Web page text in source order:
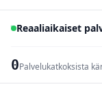
Reaaliaikaiset
0Palvelukatkoksista